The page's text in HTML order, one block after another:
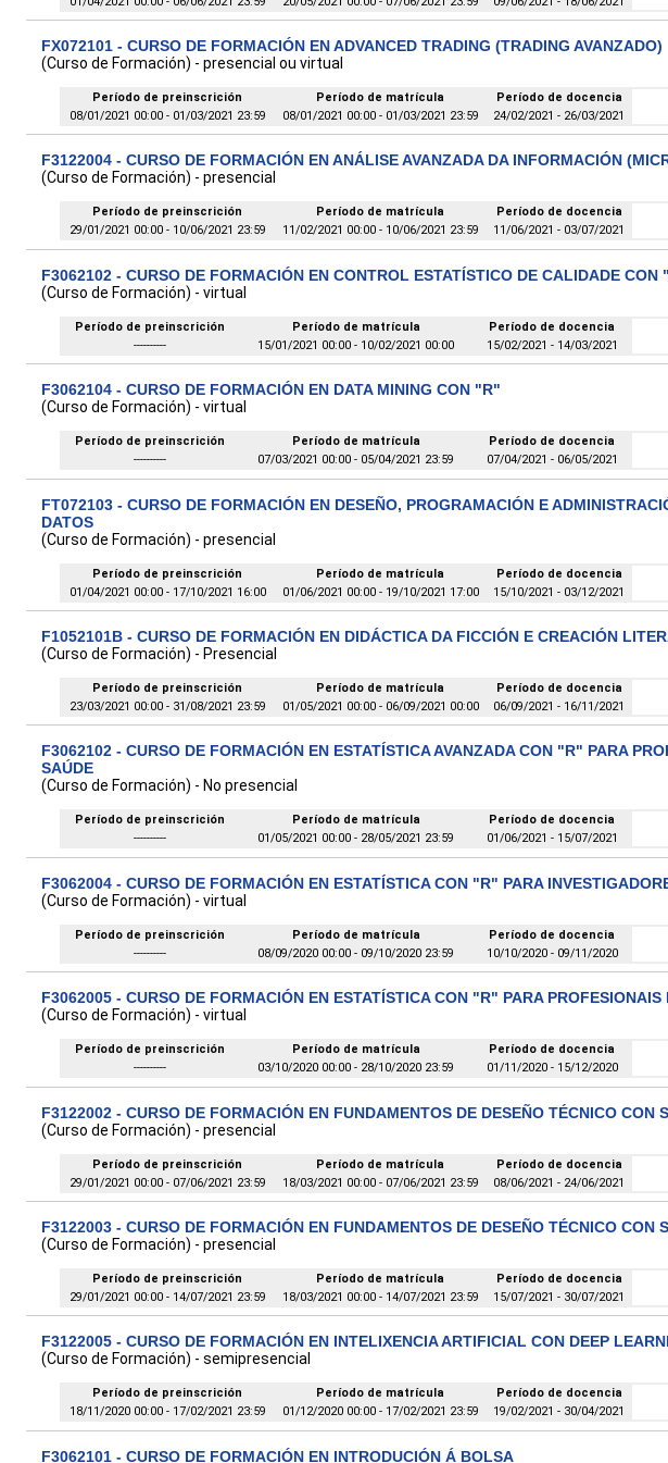
FX072101 - CURSO DE FORMACIÓN EN ADVANCED TRADING (TRADING AVANZADO)
(Curso de Formación) - presencial ou virtual
Período de preinscrición Período de matrícula
Período de docencia
08/01/2021 00:00 - 01/03/2021 23:59
08/01/2021 00:00 - 01/03/2021 23:59 24/02/2021 - 26/03/2021
F3122004 - CURSO DE FORMACIÓN EN ANÁLISE AVANZADA DA INFORMACIÓN
(Curso de Formación) - presencial
Período de preinscrición Período de matrícula
Período de docencia
29/01/2021 00:00 - 10/06/2021 23:59
11/02/2021 00:00 - 10/06/2021 23:59 11/06/2021 - 03/07/2021
F3062102 - CURSO DE FORMACIÓN EN CONTROL ESTATÍSTICO DE CALIDADE CON
(Curso de Formación) - virtual
Período de preinscrición Período de matrícula
Período de docencia
----------
15/01/2021 00:00 - 10/02/2021 00:00 15/02/2021 - 14/03/2021
F3062104 - CURSO DE FORMACIÓN EN DATA MINING CON "R"
(Curso de Formación) - virtual
Período de preinscrición Período de matrícula
Período de docencia
----------
07/03/2021 00:00 - 05/04/2021 23:59 07/04/2021 - 06/05/2021
FT072103 - CURSO DE FORMACIÓN EN DESEÑO, PROGRAMACIÓN E
DATOS
(Curso de Formación) - presencial
Período de preinscrición Período de matrícula
Período de docencia
01/04/2021 00:00 - 17/10/2021 16:00
01/06/2021 00:00 - 19/10/2021 17:00 15/10/2021 - 03/12/2021
F1052101B - CURSO DE FORMACIÓN EN DIDÁCTICA DA FICCIÓN E CREACIÓN
(Curso de Formación) - Presencial
Período de preinscrición Período de matrícula
Período de docencia
23/03/2021 00:00 - 31/08/2021 23:59
01/05/2021 00:00 - 06/09/2021 00:00 06/09/2021 - 16/11/2021
F3062102 - CURSO DE FORMACIÓN EN ESTATÍSTICA AVANZADA CON "R" PARA
SAÚDE
(Curso de Formación) - No presencial
Período de preinscrición Período de matrícula
Período de docencia
----------
01/05/2021 00:00 - 28/05/2021 23:59 01/06/2021 - 15/07/2021
F3062004 - CURSO DE FORMACIÓN EN ESTATÍSTICA CON "R" PARA
(Curso de Formación) - virtual
Período de preinscrición Período de matrícula
Período de docencia
----------
08/09/2020 00:00 - 09/10/2020 23:59 10/10/2020 - 09/11/2020
F3062005 - CURSO DE FORMACIÓN EN ESTATÍSTICA CON "R" PARA PROFESIONAIS
(Curso de Formación) - virtual
Período de preinscrición Período de matrícula
Período de docencia
----------
03/10/2020 00:00 - 28/10/2020 23:59 01/11/2020 - 15/12/2020
F3122002 - CURSO DE FORMACIÓN EN FUNDAMENTOS DE DESEÑO TÉCNICO CON
(Curso de Formación) - presencial
Período de preinscrición Período de matrícula
Período de docencia
29/01/2021 00:00 - 07/06/2021 23:59
18/03/2021 00:00 - 07/06/2021 23:59 08/06/2021 - 24/06/2021
F3122003 - CURSO DE FORMACIÓN EN FUNDAMENTOS DE DESEÑO TÉCNICO CON
(Curso de Formación) - presencial
Período de preinscrición Período de matrícula
Período de docencia
29/01/2021 00:00 - 14/07/2021 23:59
18/03/2021 00:00 - 14/07/2021 23:59 15/07/2021 - 30/07/2021
F3122005 - CURSO DE FORMACIÓN EN INTELIXENCIA ARTIFICIAL CON DEEP
(Curso de Formación) - semipresencial
Período de preinscrición Período de matrícula
Período de docencia
18/11/2020 00:00 - 17/02/2021 23:59
01/12/2020 00:00 - 17/02/2021 23:59 19/02/2021 - 30/04/2021
F3062101 - CURSO DE FORMACIÓN EN INTRODUCIÓN Á BOLSA